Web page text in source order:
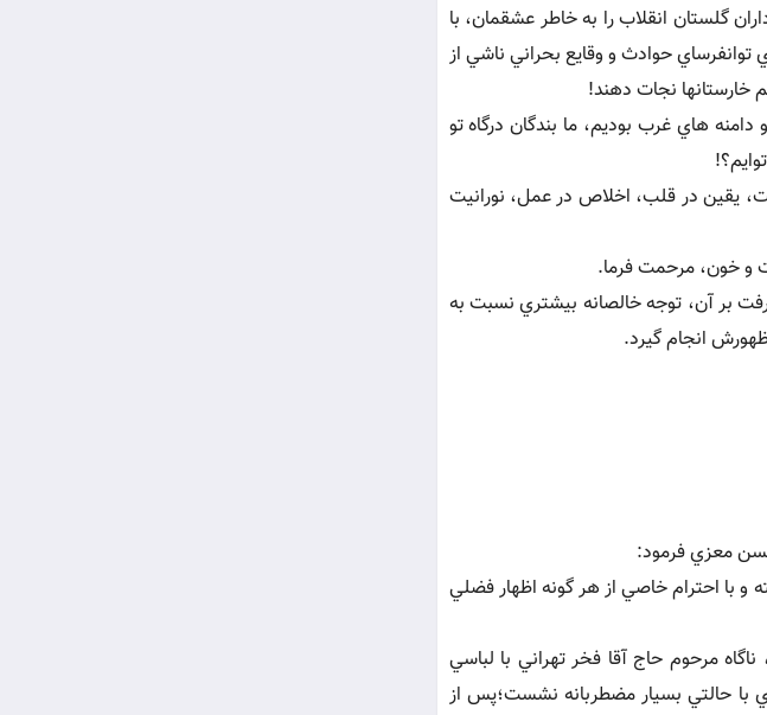
گلستان انقلاب را به خاطر عشقمان، با
توانفرساي حوادث و وقايع بحراني ناشي از
خارستانها نجات دهند!
هاي غرب بوديم، ما بندگان درگاه تو
يقين در قلب، اخلاص در عمل، نورانيت
و خون، مرحمت فرما.
بر آن، توجه خالصانه بيشتري نسبت به
انجام گيرد.
معزي فرمود:
با احترام خاصي از هر گونه اظهار فضلي
مرحوم حاج آقا فخر تهراني با لباسي
حالتي بسيار مضطربانه نشست؛پس از